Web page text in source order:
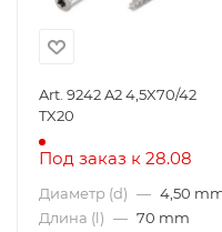
Art. 9242 A2 4,5X70/42
TX20
Под заказ к 28.08
Диаметр (d) — 4,50
Длина (l) — 70 mm